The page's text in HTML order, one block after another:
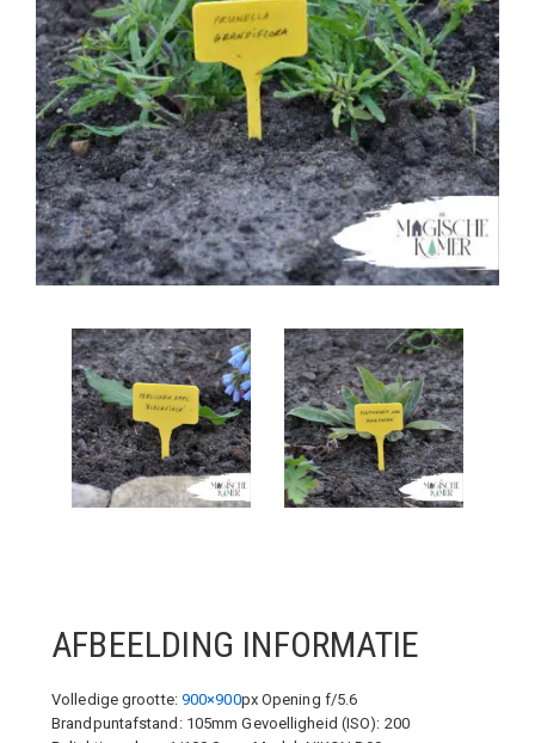
AFBEELDING INFORMATIE
Volledige grootte: 900×900px Opening f/5.6
Brandpuntafstand: 105mm Gevoelligheid (ISO): 200